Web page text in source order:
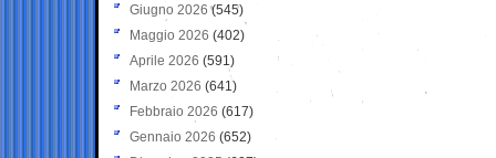
Giugno 2026 (545)
Maggio 2026 (402)
Aprile 2026 (591)
Marzo 2026 (641)
Febbraio 2026 (617)
Gennaio 2026 (652)